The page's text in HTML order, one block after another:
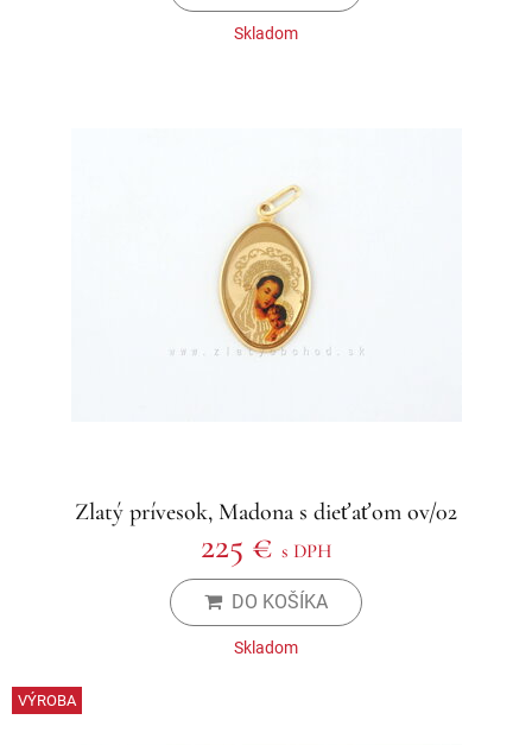
Skladom
Zlatý prívesok, Madona s dieťaťom ov/02
225 € s DPH
DO KOŠÍKA
Skladom
VÝROBA